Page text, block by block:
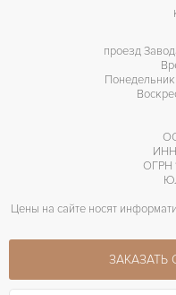
проезд
ОГРН
Цены на сайте носят